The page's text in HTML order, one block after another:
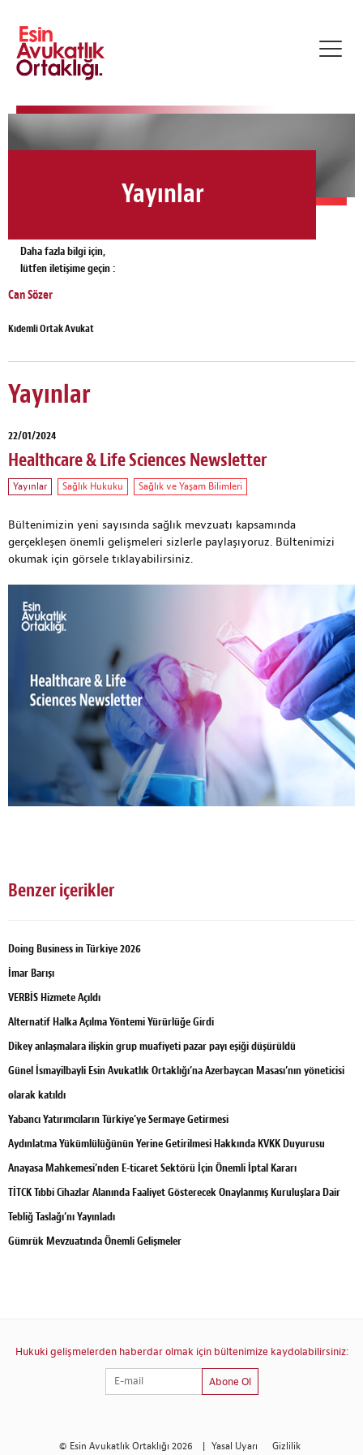
Yayınlar
Daha fazla bilgi için,
lütfen iletişime geçin :
Can Sözer
Kıdemli Ortak Avukat
Yayınlar
22/01/2024
Healthcare & Life Sciences Newsletter
Yayınlar Sağlık Hukuku Sağlık ve Yaşam Bilimleri
Bültenimizin yeni sayısında sağlık mevzuatı kapsamında
gerçekleşen önemli gelişmeleri sizlerle paylaşıyoruz. Bültenimizi
okumak için görsele tıklayabilirsiniz.
Benzer içerikler
Doing Business in Türkiye 2026
İmar Barışı
VERBİS Hizmete Açıldı
Alternatif Halka Açılma Yöntemi Yürürlüğe Girdi
Dikey anlaşmalara ilişkin grup muafiyeti pazar payı eşiği düşürüldü
Günel İsmayilbayli Esin Avukatlık Ortaklığı’na Azerbaycan Masası’nın yöneticisi
olarak katıldı
Yabancı Yatırımcıların Türkiye’ye Sermaye Getirmesi
Aydınlatma Yükümlülüğünün Yerine Getirilmesi Hakkında KVKK Duyurusu
Anayasa Mahkemesi’nden E-ticaret Sektörü İçin Önemli İptal Kararı
TİTCK Tıbbi Cihazlar Alanında Faaliyet Gösterecek Onaylanmış Kuruluşlara Dair
Tebliğ Taslağı’nı Yayınladı
Gümrük Mevzuatında Önemli Gelişmeler
Hukuki gelişmelerden haberdar olmak için bültenimize kaydolabilirsiniz:
Abone Ol
© Esin Avukatlık Ortaklığı 2026 | Yasal Uyarı Gizlilik